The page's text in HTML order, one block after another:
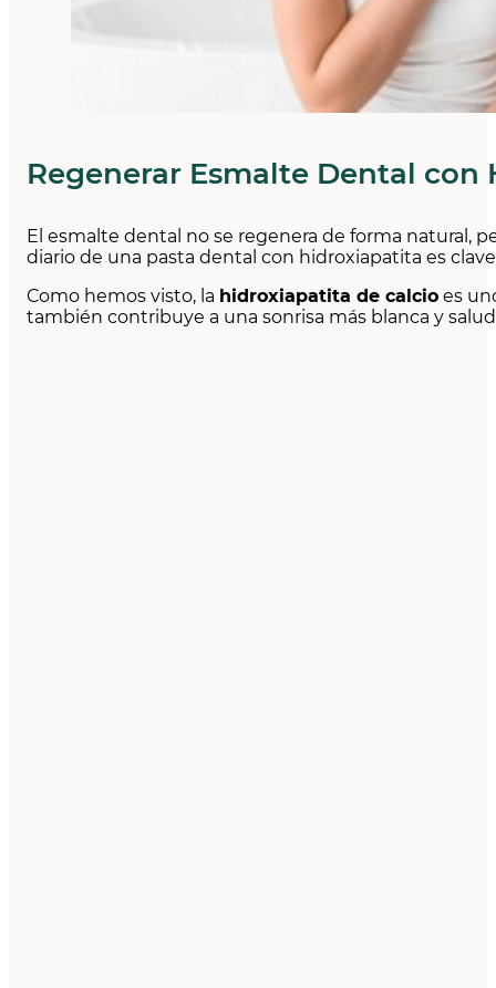
Regenerar Esmalte Dental
El esmalte dental no se regenera de forma natural,
diario de una pasta dental con hidroxiapatita es
Como hemos visto, la hidroxiapatita de calcio es
también contribuye a una sonrisa más blanca y